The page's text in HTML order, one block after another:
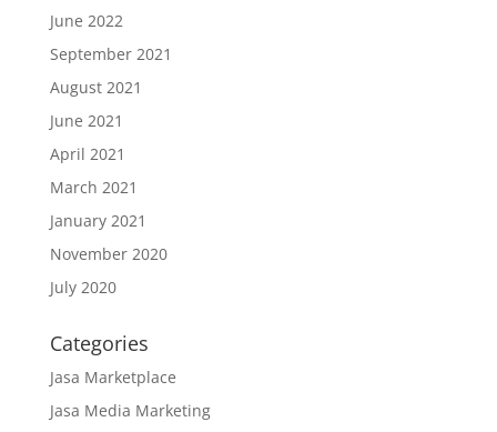
June 2022
September 2021
August 2021
June 2021
April 2021
March 2021
January 2021
November 2020
July 2020
Categories
Jasa Marketplace
Jasa Media Marketing